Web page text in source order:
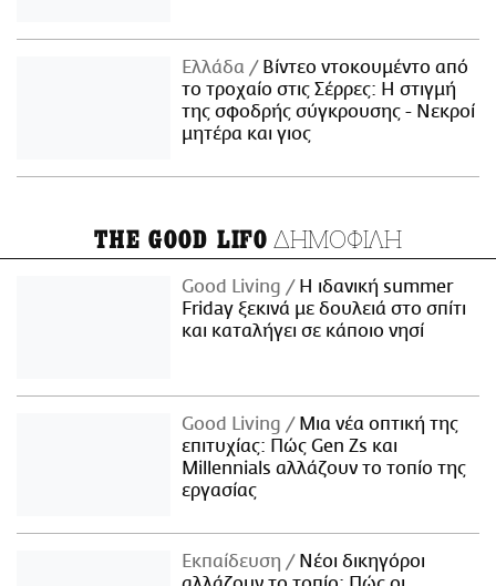
Ελλάδα
Βίντεο ντοκουμέντο από
το τροχαίο στις Σέρρες: Η στιγμή
της σφοδρής σύγκρουσης - Νεκροί
μητέρα και γιος
THE GOOD LIFO ΔΗΜΟΦΙΛΗ
Good Living
Η ιδανική summer
Friday ξεκινά με δουλειά στο σπίτι
και καταλήγει σε κάποιο νησί
Good Living
Μια νέα οπτική της
επιτυχίας: Πώς Gen Zs και
Millennials αλλάζουν το τοπίο της
εργασίας
Εκπαίδευση
Νέοι δικηγόροι